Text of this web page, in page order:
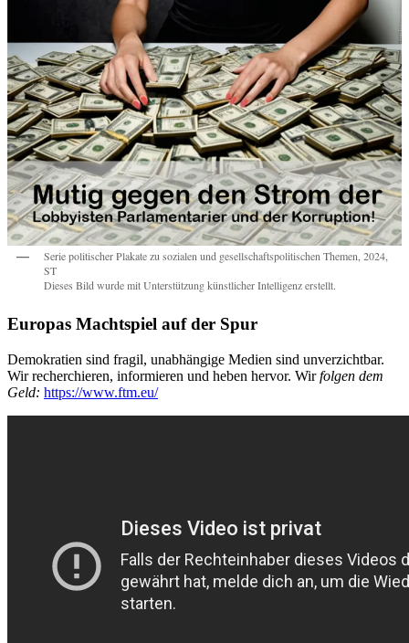
Serie politischer Plakate zu sozialen und gesellschaftspolitischen Themen, 2024,
ST
Dieses Bild wurde mit Unterstützung künstlicher Intelligenz erstellt.
Europas Machtspiel auf der Spur
Demokratien sind fragil, unabhängige Medien sind unverzichtbar.
Wir recherchieren, informieren und heben hervor. Wirfolgen dem
Geld: https://www.ftm.eu/